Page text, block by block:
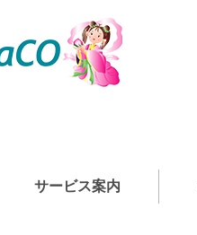
サービス案内